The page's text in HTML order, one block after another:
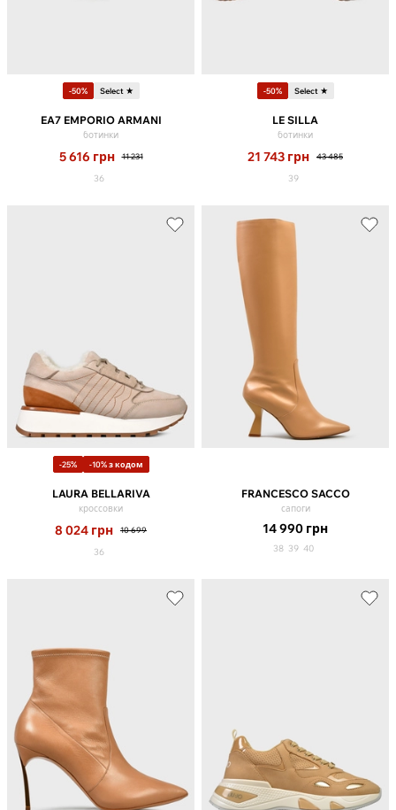
-50% Select ★
EA7 EMPORIO ARMANI
ботинки
5 616 грн 11 231
36
-50% Select ★
LE SILLA
ботинки
21 743 грн 43 485
39
-25% -10% з кодом
LAURA BELLARIVA
кроссовки
8 024 грн 10 699
36
FRANCESCO SACCO
сапоги
14 990 грн
38 39 40